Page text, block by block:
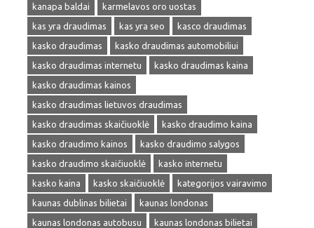
kanapa baldai
karmelavos oro uostas
kas yra draudimas
kas yra seo
kasco draudimas
kasko draudimas
kasko draudimas automobiliui
kasko draudimas internetu
kasko draudimas kaina
kasko draudimas kainos
kasko draudimas lietuvos draudimas
kasko draudimas skaičiuoklė
kasko draudimo kaina
kasko draudimo kainos
kasko draudimo salygos
kasko draudimo skaičiuoklė
kasko internetu
kasko kaina
kasko skaičiuoklė
kategorijos vairavimo
kaunas dublinas bilietai
kaunas londonas
kaunas londonas autobusu
kaunas londonas bilietai